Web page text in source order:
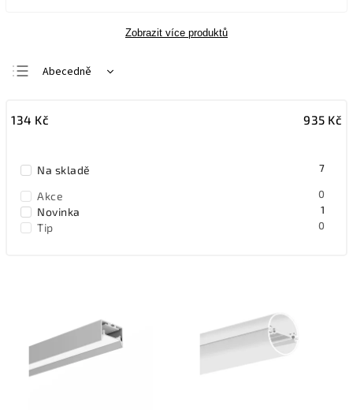
Zobrazit více produktů
Abecedně
Nejdražší
134 Kč 935 Kč
Na skladě 7
Akce 0
Novinka 1
Tip 0